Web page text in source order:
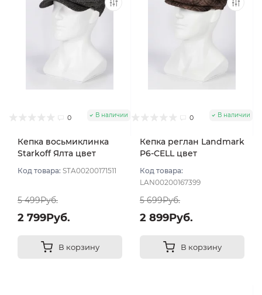
0 В наличии
Кепка восьмиклинка
Starkoff Ялта цвет
Код товара: STA00200171511
5 499Руб.
2 799Руб.
В корзину
0 В наличии
Кепка реглан Landmark
P6-CELL цвет
Код товара:
LAN00200167399
5 699Руб.
2 899Руб.
В корзину